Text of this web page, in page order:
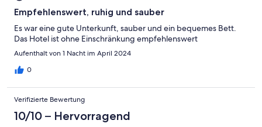
Empfehlenswert, ruhig und sauber
Es war eine gute Unterkunft, sauber und ein bequemes Bett.
Das Hotel ist ohne Einschränkung empfehlenswert
Aufenthalt von 1 Nacht im April 2024
0
Verifizierte Bewertung
10/10 – Hervorragend